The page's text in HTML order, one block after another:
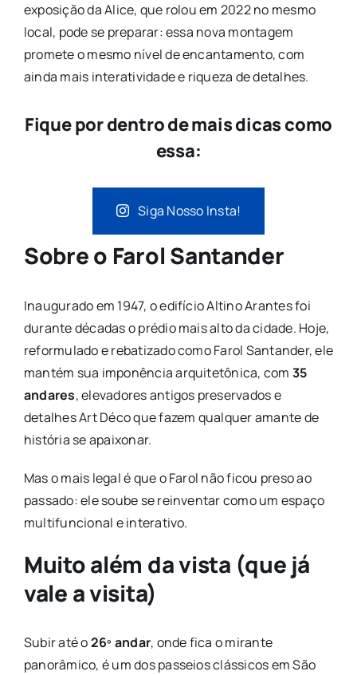
exposição da Alice, que rolou em 2022 no mesmo
local, pode se preparar: essa nova montagem
promete o mesmo nível de encantamento, com
ainda mais interatividade e riqueza de detalhes.
Fique por dentro de mais dicas como
essa:
Siga Nosso Insta!
Sobre o Farol Santander
Inaugurado em 1947, o edifício Altino Arantes foi
durante décadas o prédio mais alto da cidade. Hoje,
reformulado e rebatizado como Farol Santander, ele
mantém sua imponência arquitetônica, com 35
andares, elevadores antigos preservados e
detalhes Art Déco que fazem qualquer amante de
história se apaixonar.
Mas o mais legal é que o Farol não ficou preso ao
passado: ele soube se reinventar como um espaço
multifuncional e interativo.
Muito além da vista (que já
vale a visita)
Subir até o26º andar, onde fica o mirante
panorâmico, é um dos passeios clássicos em São